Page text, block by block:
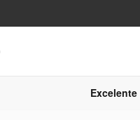
Excelente